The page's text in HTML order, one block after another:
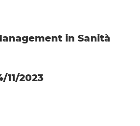
in Sanità
11/2023